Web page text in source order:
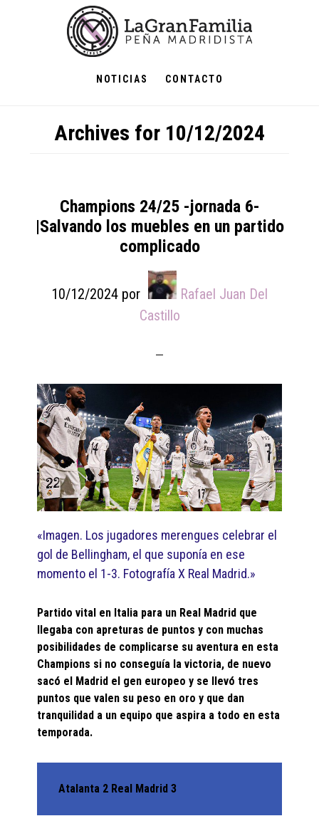
NOTICIAS CONTACTO
Archives for 10/12/2024
Champions 24/25 -jornada 6-
|Salvando los muebles en un partido
complicado
10/12/2024 por
Rafael Juan Del
Castillo
«Imagen. Los jugadores merengues celebrar el
gol de Bellingham, el que suponía en ese
momento el 1-3. Fotografía X Real Madrid.»
Partido vital en Italia para un Real Madrid que
llegaba con apreturas de puntos y con muchas
posibilidades de complicarse su aventura en esta
Champions si no conseguía la victoria, de nuevo
sacó el Madrid el gen europeo y se llevó tres
puntos que valen su peso en oro y que dan
tranquilidad a un equipo que aspira a todo en esta
temporada.
Atalanta 2 Real Madrid 3